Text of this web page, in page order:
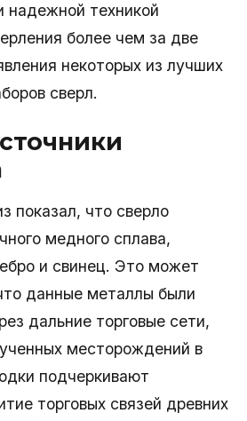
надежной техникой
более чем за две
некоторых из лучших
сверл.
показал, что сверло
медного сплава,
и свинец. Это может
данные металлы были
дальние торговые сети,
месторождений в
подчеркивают
торговых связей древних